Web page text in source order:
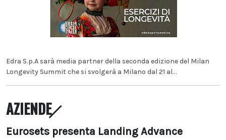
Edra S.p.A sarà media partner della seconda edizione del Milan
Longevity Summit che si svolgerà a Milano dal 21 al...
AZIENDE
Eurosets presenta Landing Advance